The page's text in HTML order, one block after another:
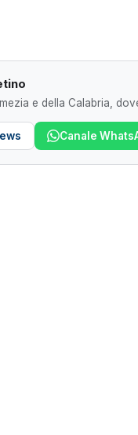
e della Calabria,
Canale